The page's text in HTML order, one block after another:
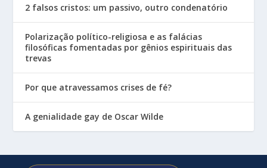
2 falsos cristos: um passivo, outro condenatório
Polarização político-religiosa e as falácias
filosóficas fomentadas por gênios espirituais das
trevas
Por que atravessamos crises de fé?
A genialidade gay de Oscar Wilde